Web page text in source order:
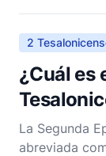
escrita poco
creyentes t
2
¿Cuál es
La Segunda
abreviada